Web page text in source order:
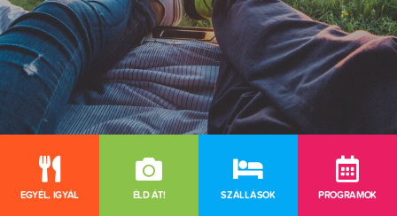
EGYÉL, IGYÁL ÉLD ÁT! SZÁLLÁSOK PROGRAMOK